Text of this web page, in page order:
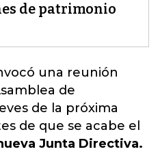
de patrimonio
una reunión
de
de la próxima
de que se acabe el
Junta Directiva.